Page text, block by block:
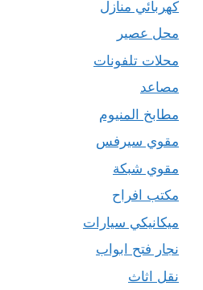
كهربائي منازل
محل عصير
محلات تلفونات
مصاعد
مطابخ المنيوم
مقوي سيرفس
مقوي شبكة
مكتب افراح
ميكانيكي سيارات
نجار فتح ابواب
نقل اثاث